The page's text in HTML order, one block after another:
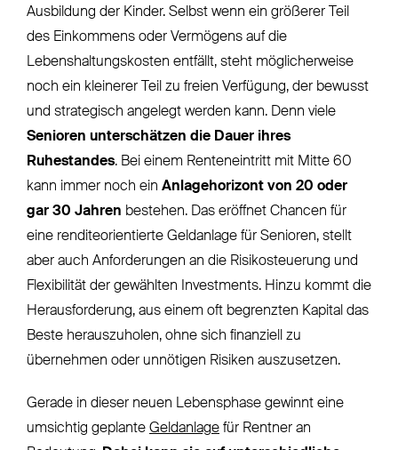
Ausbildung der Kinder. Selbst wenn ein größerer Teil
des Einkommens oder Vermögens auf die
Lebenshaltungskosten entfällt, steht möglicherweise
noch ein kleinerer Teil zu freien Verfügung, der bewusst
und strategisch angelegt werden kann. Denn viele
Senioren unterschätzen die Dauer ihres
Ruhestandes. Bei einem Renteneintritt mit Mitte 60
kann immer noch ein Anlagehorizont von 20 oder
gar 30 Jahren bestehen. Das eröffnet Chancen für
eine renditeorientierte Geldanlage für Senioren, stellt
aber auch Anforderungen an die Risikosteuerung und
Flexibilität der gewählten Investments. Hinzu kommt die
Herausforderung, aus einem oft begrenzten Kapital das
Beste herauszuholen, ohne sich finanziell zu
übernehmen oder unnötigen Risiken auszusetzen.
Gerade in dieser neuen Lebensphase gewinnt eine
umsichtig geplante Geldanlagefür Rentner an